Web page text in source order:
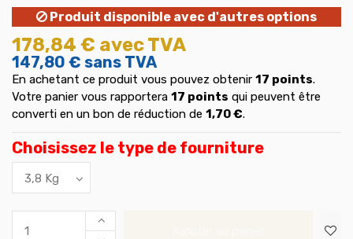
Produit disponible avec d'autres options
178,84 € avec TVA
147,80 € sans TVA
En achetant ce produit vous pouvez obtenir 17 points.
Votre panier vous rapportera 17 points qui peuvent être
converti en un bon de réduction de 1,70 €.
Choisissez le type de fourniture